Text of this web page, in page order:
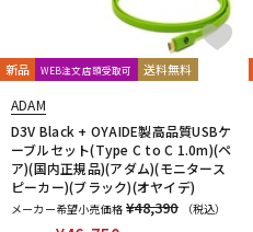
新品 WEB注文店頭受取可 送料無料
ADAM
D3V Black + OYAIDE製高品質USBケ
ーブルセット(Type C to C 1.0m)(ペ
ア)(国内正規品)(アダム)(モニタース
ピーカー)(ブラック)(オヤイデ)
メーカー希望小売価格 ¥48,390
（税込）